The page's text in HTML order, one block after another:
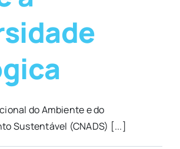
do Ambiente e do
Sustentável (CNADS) [...]